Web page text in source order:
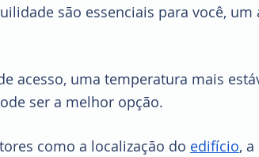
são essenciais para você, um
acesso, uma temperatura mais
ser a melhor opção.
como a localização do edifício,